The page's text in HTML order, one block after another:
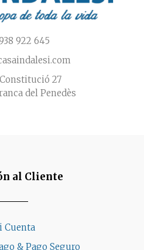
922 645
27
del Penedès
al Cliente
Cuenta
& Pago Seguro